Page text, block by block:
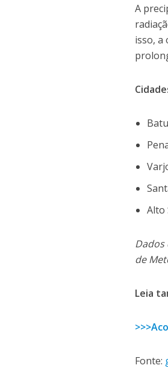
A
isso, a
Alto
Dados
de
Leia
Fonte: